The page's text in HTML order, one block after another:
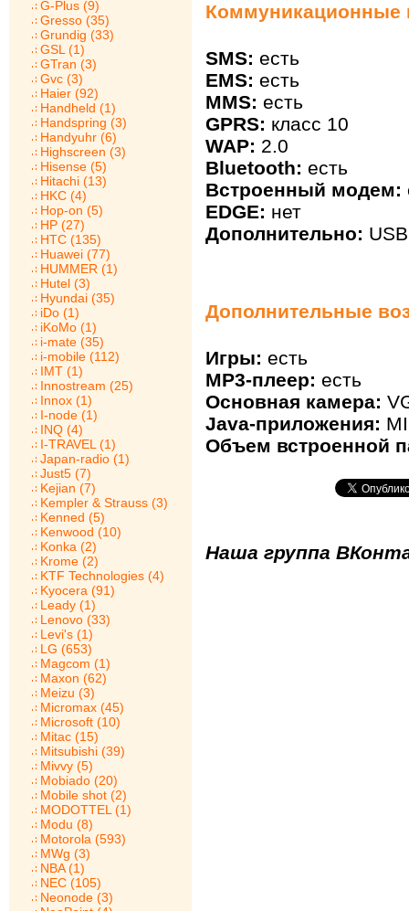
G-Plus (9)
Gresso (35)
Grundig (33)
GSL (1)
GTran (3)
Gvc (3)
Haier (92)
Handheld (1)
Handspring (3)
Handyuhr (6)
Highscreen (3)
Hisense (5)
Hitachi (13)
HKC (4)
Hop-on (5)
HP (27)
HTC (135)
Huawei (77)
HUMMER (1)
Hutel (3)
Hyundai (35)
iDo (1)
iKoMo (1)
i-mate (35)
i-mobile (112)
IMT (1)
Innostream (25)
Innox (1)
I-node (1)
INQ (4)
I-TRAVEL (1)
Japan-radio (1)
Just5 (7)
Kejian (7)
Kempler & Strauss (3)
Kenned (5)
Kenwood (10)
Konka (2)
Krome (2)
KTF Technologies (4)
Kyocera (91)
Leady (1)
Lenovo (33)
Levi's (1)
LG (653)
Magcom (1)
Maxon (62)
Meizu (3)
Micromax (45)
Microsoft (10)
Mitac (15)
Mitsubishi (39)
Mivvy (5)
Mobiado (20)
Mobile shot (2)
MODOTTEL (1)
Modu (8)
Motorola (593)
MWg (3)
NBA (1)
NEC (105)
Neonode (3)
Коммуникационные
SMS: есть
EMS: есть
MMS: есть
GPRS: класс 10
WAP: 2.0
Bluetooth: есть
Встроенный модем:
EDGE: нет
Дополнительно:
Дополнительные
Игры: есть
MP3-плеер: есть
Основная камера:
Java-приложения:
Объем встроенной
Наша группа